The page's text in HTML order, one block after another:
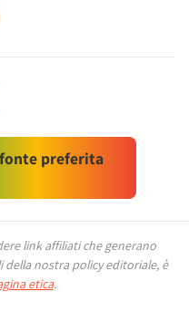
preferita
link affiliati che generano
della nostra policy editoriale, è
etica.